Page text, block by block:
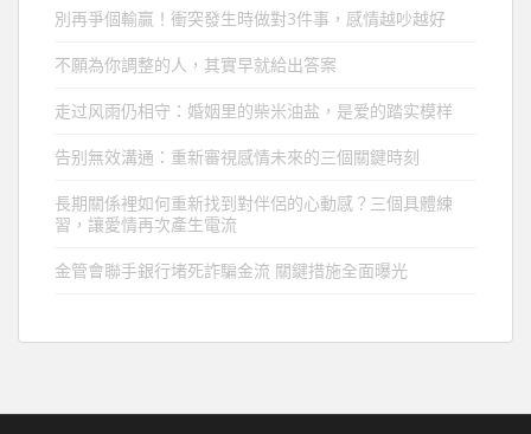
別再爭個輸贏！衝突發生時做對3件事，感情越吵越好
不願為你調整的人，其實早就給出答案
走过风雨仍相守：婚姻里的柴米油盐，是爱的踏实模样
告别無效溝通：重新審視感情未來的三個關鍵時刻
長期關係裡如何重新找到對伴侶的心動感？三個具體練
習，讓愛情再次產生電流
金管會聯手銀行堵死詐騙金流 關鍵措施全面曝光